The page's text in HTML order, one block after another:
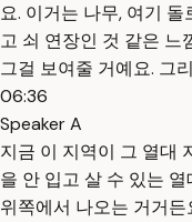
요. 이거는 나무, 여기
고 쇠 연장인 것 같은 느
그걸 보여줄 거예요. 그
06:36
Speaker A
지금 이 지역이 그 열대
을 안 입고 살 수 있는
위쪽에서 나오는 거거